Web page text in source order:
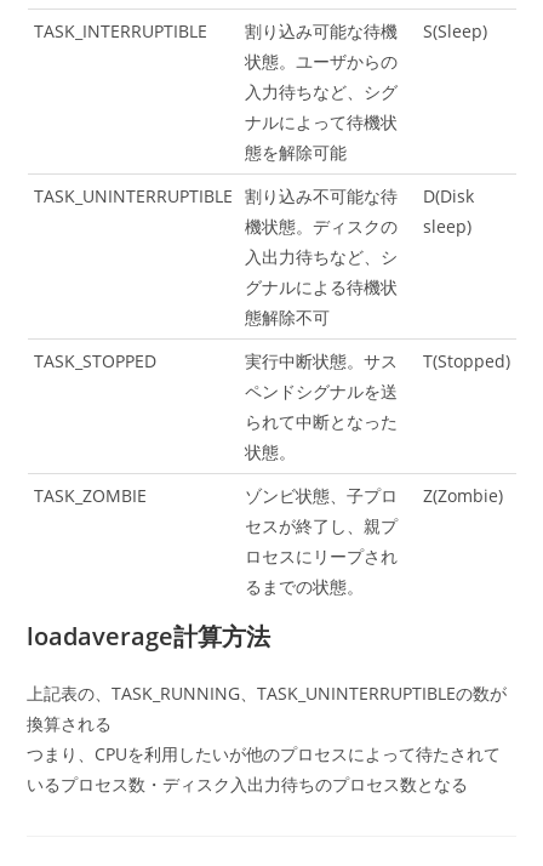
TASK_INTERRUPTIBLE
割り込み可能な待機
状態。ユーザからの
入力待ちなど、シグ
ナルによって待機状
態を解除可能
S(Sleep)
TASK_UNINTERRUPTIBLE 割り込み不可能な待
機状態。ディスクの
入出力待ちなど、シ
グナルによる待機状
態解除不可
D(Disk
sleep)
TASK_STOPPED
実行中断状態。サス
ペンドシグナルを送
られて中断となった
状態。
T(Stopped)
TASK_ZOMBIE
ゾンビ状態、子プロ
セスが終了し、親プ
ロセスにリープされ
るまでの状態。
Z(Zombie)
loadaverage計算方法
上記表の、TASK_RUNNING、TASK_UNINTERRUPTIBLEの数が
換算される
つまり、CPUを利用したいが他のプロセスによって待たされて
いるプロセス数・ディスク入出力待ちのプロセス数となる